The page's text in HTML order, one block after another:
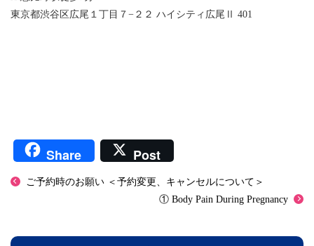
東京都渋谷区広尾１丁目７−２２ ハイシティ広尾Ⅱ 401
Share Post
ご予約時のお願い ＜予約変更、キャンセルについて＞
① Body Pain During Pregnancy